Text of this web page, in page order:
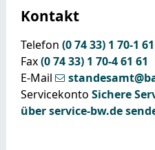
Kontakt
Telefon (07433) 1 70-1 61
Fax(07433) 1 70-461 61
E-Mail
Servicekonto Sichere
über service-bw.de